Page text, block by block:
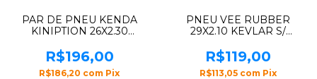
PAR DE PNEU KENDA
KINIPTION 26X2.30
R$196,00
R$186,20 com Pix
PNEU VEE RUBBER
29X2.10 KEVLAR S/
R$119,00
R$113,05 com Pix